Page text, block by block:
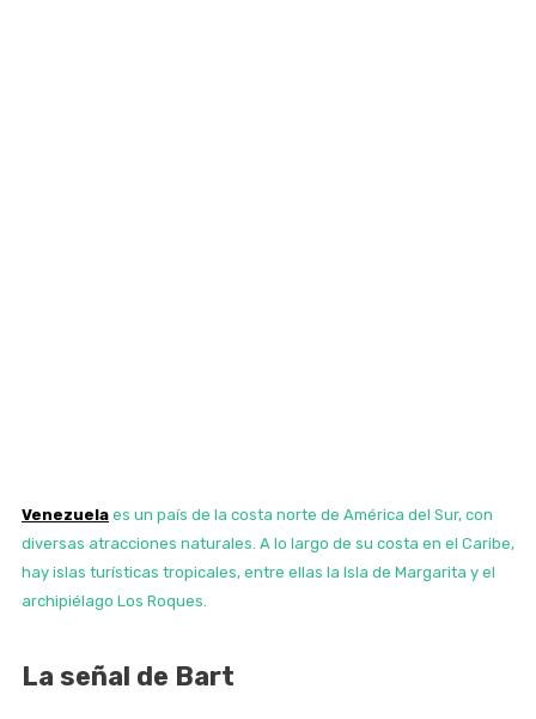
Venezuela es un país de la costa norte de América del Sur, con
diversas atracciones naturales. A lo largo de su costa en el Caribe,
hay islas turísticas tropicales, entre ellas la Isla de Margarita y el
archipiélago Los Roques.
La señal de Bart